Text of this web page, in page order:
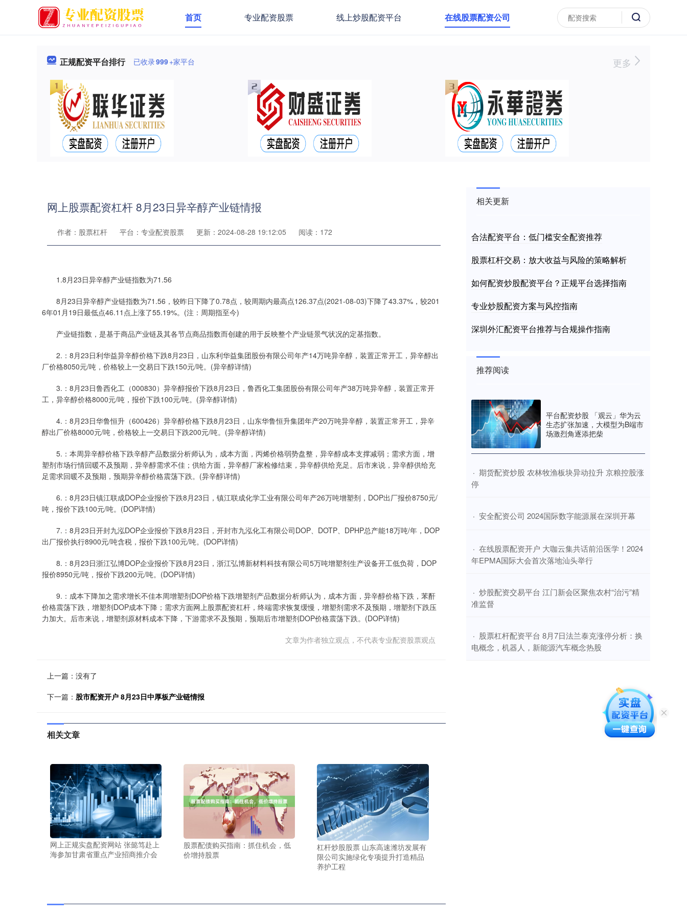
首页 专业配资股票 线上炒股配资平台 在线股票配资公司
正规配资平台排行 已收录999+家平台 更多
网上股票配资杠杆 8月23日异辛醇产业链情报
作者：股票杠杆 平台：专业配资股票 更新：2024-08-28 19:12:05 阅读：172
1.8月23日异辛醇产业链指数为71.56
8月23日异辛醇产业链指数为71.56，较昨日下降了0.78点，较周期内最高点126.37点(2021-08-03)下降了43.37%，较201
6年01月19日最低点46.11点上涨了55.19%。(注：周期指至今)
产业链指数，是基于商品产业链及其各节点商品指数而创建的用于反映整个产业链景气状况的定基指数。
2.：8月23日利华益异辛醇价格下跌8月23日，山东利华益集团股份有限公司年产14万吨异辛醇，装置正常开工，异辛醇出
厂价格8050元/吨，价格较上一交易日下跌150元/吨。(异辛醇详情)
3.：8月23日鲁西化工（000830）异辛醇报价下跌8月23日，鲁西化工集团股份有限公司年产38万吨异辛醇，装置正常开
工，异辛醇价格8000元/吨，报价下跌100元/吨。(异辛醇详情)
4.：8月23日华鲁恒升（600426）异辛醇价格下跌8月23日，山东华鲁恒升集团年产20万吨异辛醇，装置正常开工，异辛
醇出厂价格8000元/吨，价格较上一交易日下跌200元/吨。(异辛醇详情)
5.：本周异辛醇价格下跌辛醇产品数据分析师认为，成本方面，丙烯价格弱势盘整，异辛醇成本支撑减弱；需求方面，增
塑剂市场行情回暖不及预期，异辛醇需求不佳；供给方面，异辛醇厂家检修结束，异辛醇供给充足。后市来说，异辛醇供给充
足需求回暖不及预期，预期异辛醇价格震荡下跌。(异辛醇详情)
6.：8月23日镇江联成DOP企业报价下跌8月23日，镇江联成化学工业有限公司年产26万吨增塑剂，DOP出厂报价8750元/
吨，报价下跌100元/吨。(DOP详情)
7.：8月23日开封九泓DOP企业报价下跌8月23日，开封市九泓化工有限公司DOP、DOTP、DPHP总产能18万吨/年，DOP
出厂报价执行8900元/吨含税，报价下跌100元/吨。(DOP详情)
8.：8月23日浙江弘博DOP企业报价下跌8月23日，浙江弘博新材料科技有限公司5万吨增塑剂生产设备开工低负荷，DOP
报价8950元/吨，报价下跌200元/吨。(DOP详情)
9.：成本下降加之需求增长不佳本周增塑剂DOP价格下跌增塑剂产品数据分析师认为，成本方面，异辛醇价格下跌，苯酐
价格震荡下跌，增塑剂DOP成本下降；需求方面网上股票配资杠杆，终端需求恢复缓慢，增塑剂需求不及预期，增塑剂下跌压
力加大。后市来说，增塑剂原材料成本下降，下游需求不及预期，预期后市增塑剂DOP价格震荡下跌。(DOP详情)
文章为作者独立观点，不代表专业配资股票观点
上一篇：没有了
下一篇： 股市配资开户 8月23日中厚板产业链情报
相关文章
网上正规实盘配资网站 张懿笃赴上
海参加甘肃省重点产业招商推介会
股票配债购买指南：抓住机会，低
价增持股票
杠杆炒股股票 山东高速潍坊发展有
限公司实施绿化专项提升打造精品
养护工程
相关更新
合法配资平台：低门槛安全配资推荐
股票杠杆交易：放大收益与风险的策略解析
如何配资炒股配资平台？正规平台选择指南
专业炒股配资方案与风控指南
深圳外汇配资平台推荐与合规操作指南
推荐阅读
平台配资炒股 「观云」华为云
生态扩张加速，大模型为B端市
场激烈角逐添把柴
· ​期货配资炒股 农林牧渔板块异动拉升 京粮控股涨
停
· ​安全配资公司 2024国际数字能源展在深圳开幕
· ​在线股票配资开户 大咖云集共话前沿医学！2024
年EPMA国际大会首次落地汕头举行
· ​炒股配资交易平台 江门新会区聚焦农村“治污”精
准监督
· ​股票杠杆配资平台 8月7日法兰泰克涨停分析：换
电概念，机器人，新能源汽车概念热股